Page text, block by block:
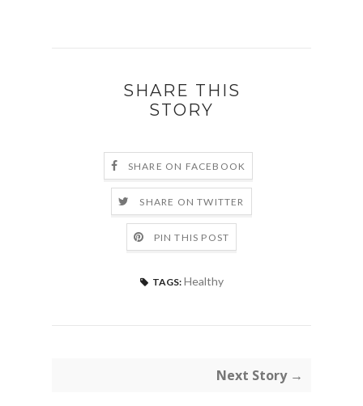
SHARE THIS
STORY
SHARE ON FACEBOOK
SHARE ON TWITTER
PIN THIS POST
TAGS: Healthy
Next Story →